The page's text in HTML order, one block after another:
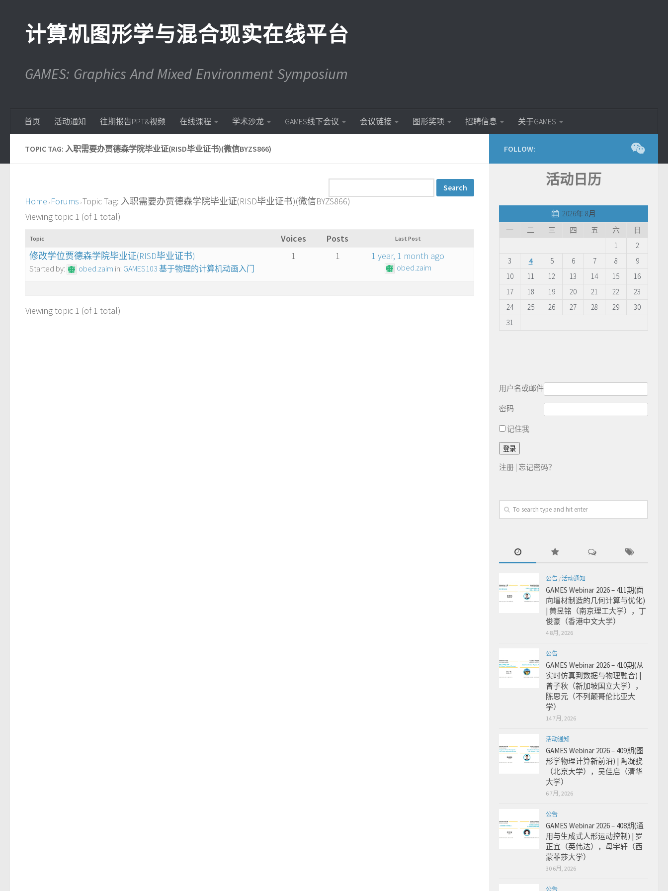
计算机图形学与混合现实在线平台
GAMES: Graphics And Mixed Environment Symposium
首页 活动通知 往期报告PPT&视频 在线课程 学术沙龙 GAMES线下会议 会议链接 图形奖项 招聘信息 关于GAMES
TOPIC TAG: 入职需要办贾德森学院毕业证(RISD毕业证书)(微信BYZS866)
Home › Forums ›Topic Tag: 入职需要办贾德森学院毕业证(RISD毕业证书)(微信BYZS866)
Viewing topic 1 (of 1 total)
Topic Voices Posts Last Post
修改学位贾德森学院毕业证(RISD毕业证书)
Started by: obed.zaim in: GAMES103 基于物理的计算机动画入门
1 1 1 year, 1 month ago
obed.zaim
Viewing topic 1 (of 1 total)
FOLLOW:
活动日历
2026年 8月
一
二 三 四 五 六
日
1
2
3
4 5 6 7 8
9
10
11 12 13 14 15
16
17
18 19 20 21 22
23
24
25 26 27 28 29
30
31
用户名或邮件
密码
记住我
注册 | 忘记密码？
公告 /活动通知
GAMES Webinar 2026 – 411期(面
向增材制造的几何计算与优化)
| 黄昱铭（南京理工大学），丁
俊豪（香港中文大学）
4 8月, 2026
公告
GAMES Webinar 2026 – 410期(从
实时仿真到数据与物理融合) |
曾子秋（新加坡国立大学），
陈思元（不列颠哥伦比亚大
学）
14 7月, 2026
活动通知
GAMES Webinar 2026 – 409期(图
形学物理计算新前沿) | 陶凝骁
（北京大学），吴佳启（清华
大学）
6 7月, 2026
公告
GAMES Webinar 2026 – 408期(通
用与生成式人形运动控制) | 罗
正宜（英伟达），母宇轩（西
蒙菲莎大学）
30 6月, 2026
公告